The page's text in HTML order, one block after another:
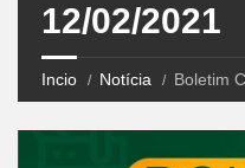
12/02/2021
Incio Notícia Boletim